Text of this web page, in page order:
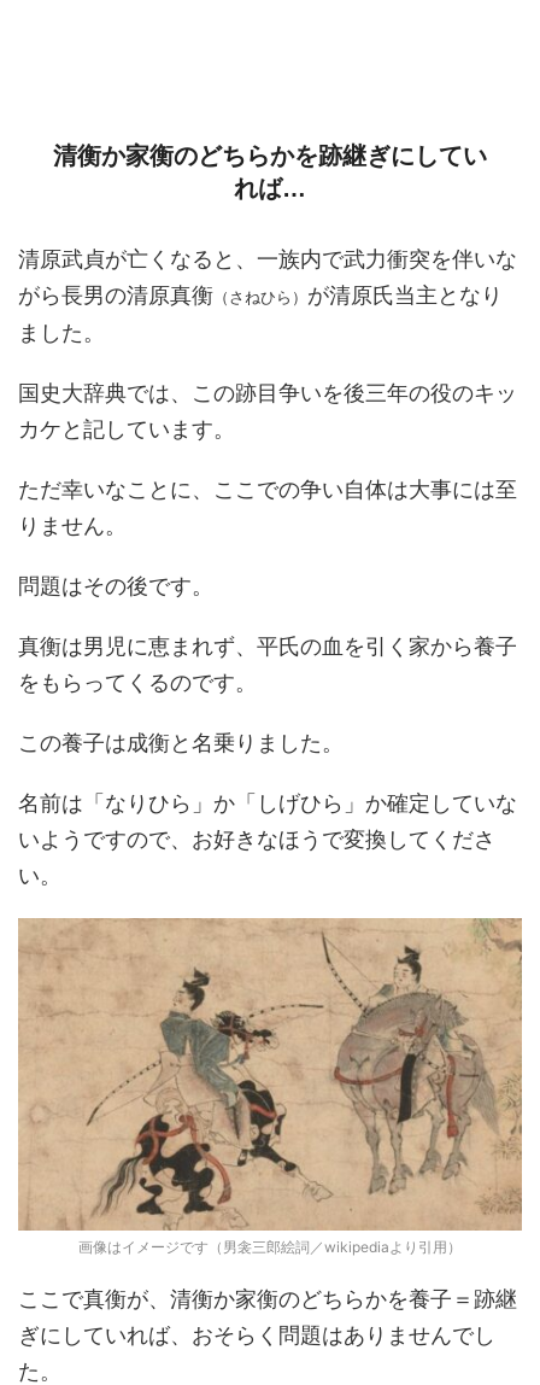
清衡か家衡のどちらかを跡継ぎにしてい
れば…
清原武貞が亡くなると、一族内で武力衝突を伴いな
がら長男の清原真衡 （さねひら） が清原氏当主となり
ました。
国史大辞典では、この跡目争いを後三年の役のキッ
カケと記しています。
ただ幸いなことに、ここでの争い自体は大事には至
りません。
問題はその後です。
真衡は男児に恵まれず、平氏の血を引く家から養子
をもらってくるのです。
この養子は成衡と名乗りました。
名前は「なりひら」か「しげひら」か確定していな
いようですので、お好きなほうで変換してくださ
い。
画像はイメージです（男衾三郎絵詞／wikipediaより引用）
ここで真衡が、清衡か家衡のどちらかを養子＝跡継
ぎにしていれば、おそらく問題はありませんでし
た。